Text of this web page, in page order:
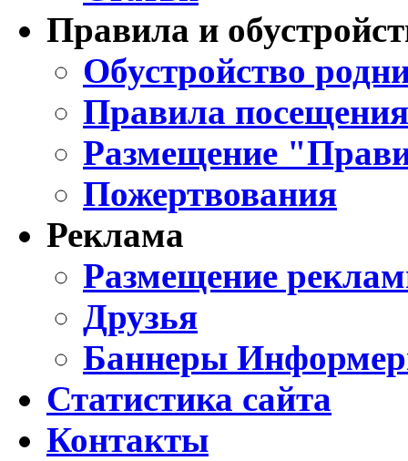
Правила и
Обустройство
Правила
Размещение
Пожертвования
Реклама
Размещение
Друзья
Баннеры
Статистика сайта
Контакты